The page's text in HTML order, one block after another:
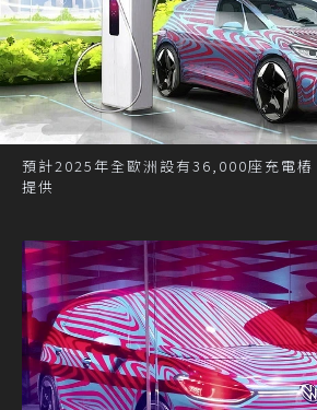
預計2025年全歐洲設有36,000座充電
提供